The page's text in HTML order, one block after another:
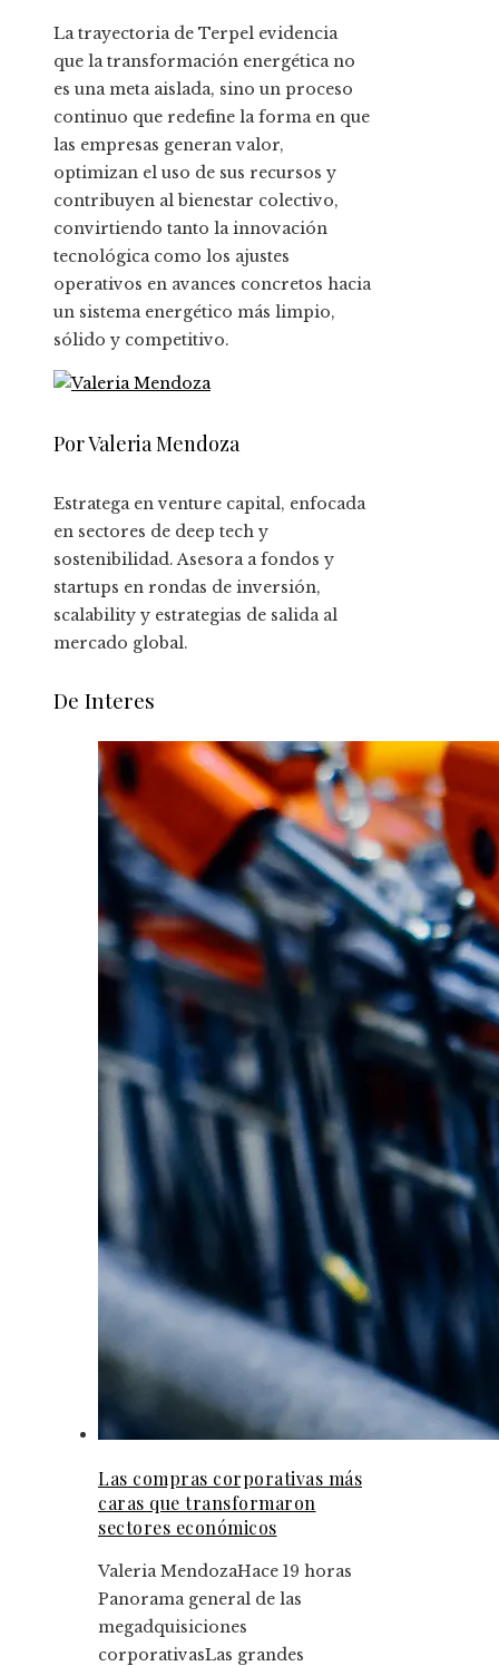
La trayectoria de Terpel evidencia
que la transformación energética no
es una meta aislada, sino un proceso
continuo que redefine la forma en que
las empresas generan valor,
optimizan el uso de sus recursos y
contribuyen al bienestar colectivo,
convirtiendo tanto la innovación
tecnológica como los ajustes
operativos en avances concretos hacia
un sistema energético más limpio,
sólido y competitivo.
Por Valeria Mendoza
Estratega en venture capital, enfocada
en sectores de deep tech y
sostenibilidad. Asesora a fondos y
startups en rondas de inversión,
scalability y estrategias de salida al
mercado global.
De Interes
Las compras corporativas más
caras que transformaron
sectores económicos
Valeria MendozaHace 19 horas
Panorama general de las
megadquisiciones
corporativasLas grandes